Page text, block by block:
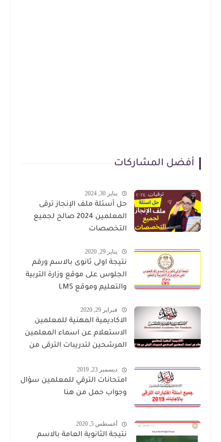
أفضل المشاركات
يناير 30, 2024
حل أسئلة ملف الإنجاز ترقى
المعلمين 2024 صالح لجميع
التخصصات
يناير 29, 2020
نتيجة اولى ثانوى بالاسم ورقم
الجلوس على موقع وزارة التربية
والتعليم وموقع LMS
فبراير 29, 2020
الاكاديمية المهنية للمعلمين
الاستعلام عن اسماء المعلمين
المرشحين لتدريبات الترقى من
ديسمبر 23, 2019
امتحانات الترقي للمعلمين سؤال
وجواب حمل من هنا
أغسطس 5, 2020
نتيجة الثانوية العامة بالاسم